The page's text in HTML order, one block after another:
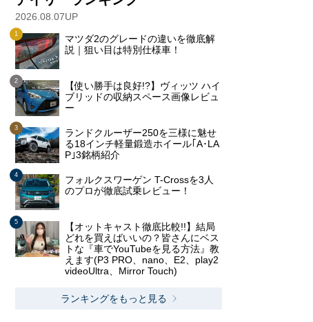
2026.08.07UP
マツダ2のグレードの違いを徹底解
説｜狙い目は特別仕様車！
【使い勝手は良好!?】ヴィッツ ハイ
ブリッドの収納スペース画像レビュ
ー
ランドクルーザー250を三様に魅せ
る18インチ軽量鍛造ホイール｢A･LA
P｣3銘柄紹介
フォルクスワーゲン T-Crossを3人
のプロが徹底試乗レビュー！
【オットキャスト徹底比較!!】結局
どれを買えばいいの？皆さんにベス
トな『車でYouTubeを見る方法』教
えます(P3 PRO、nano、E2、play2
videoUltra、Mirror Touch)
ランキングをもっと見る